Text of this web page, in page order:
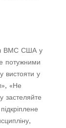
ВМС США у
потужними
вистояти у
«Не
застеляйте